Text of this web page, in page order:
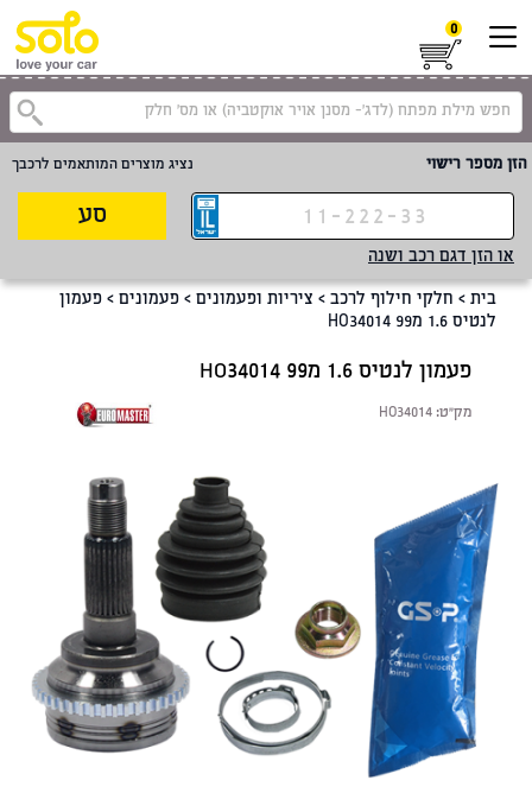
0
הזן מספר רישוי נציג מוצרים המותאמים לרכבך
סע
או הזן דגם רכב ושנה
בית > חלקי חילוף לרכב > ציריות ופעמונים > פעמונים > פעמון
לנטיס 1.6 מHO34014 99
פעמון לנטיס 1.6 מHO34014 99
מק"ט: HO34014